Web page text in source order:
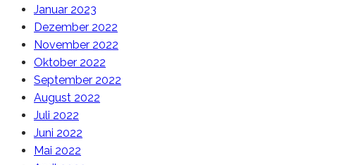
Januar 2023
Dezember 2022
November 2022
Oktober 2022
September 2022
August 2022
Juli 2022
Juni 2022
Mai 2022